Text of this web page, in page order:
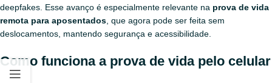
deepfakes. Esse avanço é especialmente relevante na prova de vida
remota para aposentados , que agora pode ser feita sem
deslocamentos, mantendo segurança e acessibilidade.
Como funciona a prova de vida pelo celular